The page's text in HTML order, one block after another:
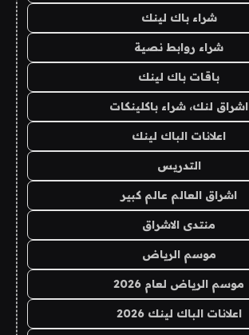
شراء باك لينك
شراء روابط نصية
باقات باك لينك
اشراق لنك، شراء باكلينكات
اعلانات الباك لينك
التدريس
اشراق العالم عالم كبير
منتدى الاشراق
موسم الرياض
موسم الرياض لعام 2026
اعلانات الباك لينك 2026